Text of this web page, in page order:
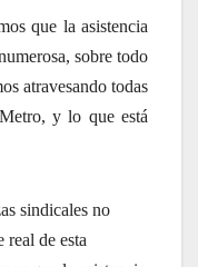
que la asistencia
sobre todo
atravesando todas
y lo que está
sindicales no
real de esta